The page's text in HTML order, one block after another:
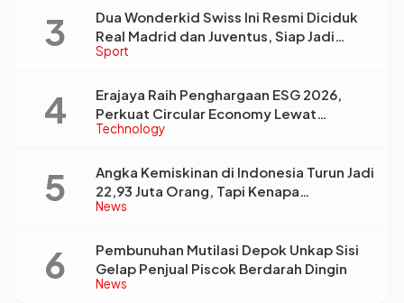
Sport
Dua Wonderkid Swiss Ini Resmi Diciduk
Real Madrid dan Juventus, Siap Jadi
Bintang Baru Eropa
Technology
Erajaya Raih Penghargaan ESG 2026,
Perkuat Circular Economy Lewat
Pengelolaan Limbah Berkelanjutan
News
Angka Kemiskinan di Indonesia Turun Jadi
22,93 Juta Orang, Tapi Kenapa
Ketimpangan Desa dan Kota Malah Makin
News
Pembunuhan Mutilasi Depok Unkap Sisi
Gelap Penjual Piscok Berdarah Dingin